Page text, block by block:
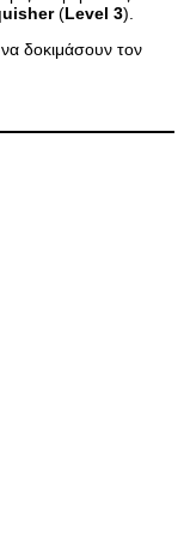
(Level 3).
να δοκιμάσουν τον